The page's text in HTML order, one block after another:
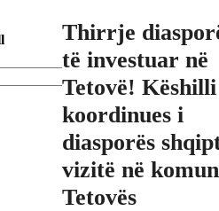
Thirrje
të investuar në
Tetovë! Këshilli
koordinues i
diasporës
vizitë në
Tetovës